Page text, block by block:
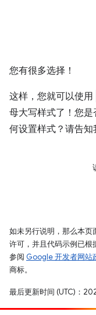
您有很多选择！
这样，您就可以使用
母大写样式了！您
何设置样式？请告知
如未另行说明，那么本页
许可，并且代码示例已根
参阅 Google 开发者网站
商标。
最后更新时间 (UTC)：